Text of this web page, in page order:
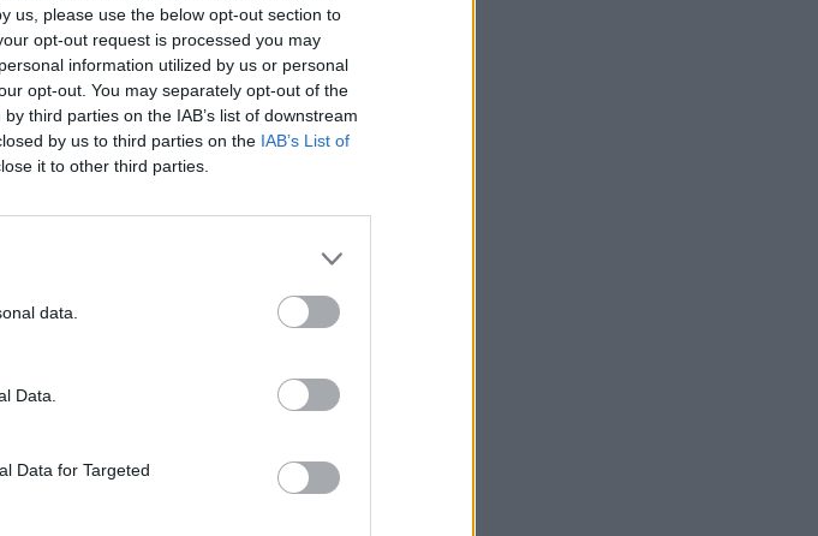
us, please use the below opt-out section to
opt-out request is processed you may
information utilized by us or personal
opt-out. You may separately opt-out of the
third parties on the IAB’s list of downstream
by us to third parties on the IAB’s List of
it to other third parties.
data.
Data.
Data for Targeted